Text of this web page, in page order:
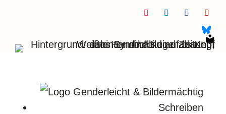
Folgen
Schreiben